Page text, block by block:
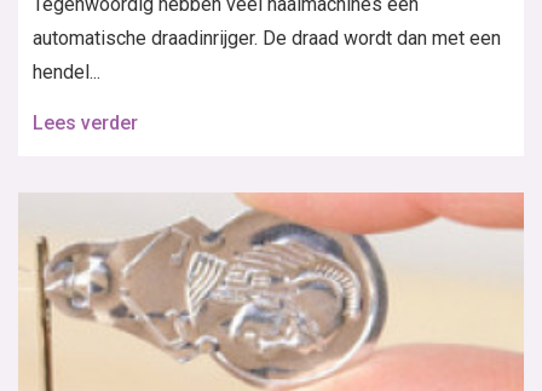
automatische draadinrijger. De draad wordt dan met een
hendel...
Lees verder